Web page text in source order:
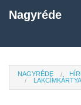
Nagyréde
NAGYRÉDE